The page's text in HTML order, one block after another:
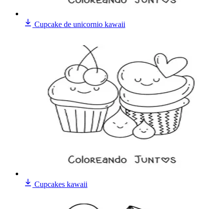
Cupcake de unicornio kawaii
Cupcakes kawaii